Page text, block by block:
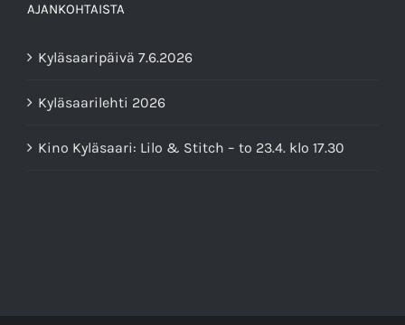
AJANKOHTAISTA
Kyläsaaripäivä 7.6.2026
Kyläsaarilehti 2026
Kino Kyläsaari: Lilo & Stitch – to 23.4. klo 17.30